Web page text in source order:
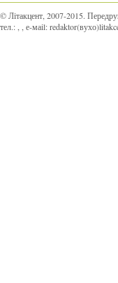
© Літакцент, 2007-2015.
тел.:
, е-маіl: